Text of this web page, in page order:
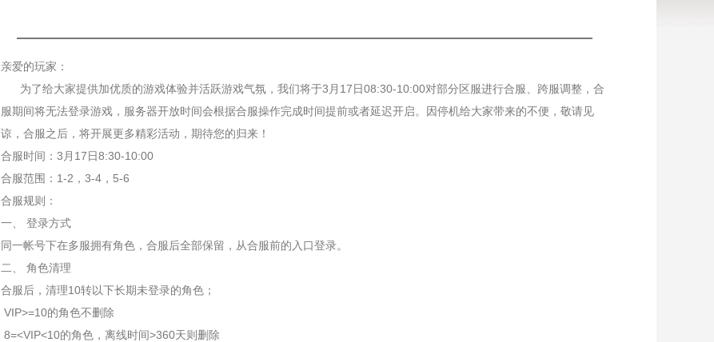
亲爱的玩家：
为了给大家提供加优质的游戏体验并活跃游戏气氛，我们将于3月17日08:30-10:00对部分区服进行合服、跨服调整，合
服期间将无法登录游戏，服务器开放时间会根据合服操作完成时间提前或者延迟开启。因停机给大家带来的不便，敬请见
谅，合服之后，将开展更多精彩活动，期待您的归来！
合服时间：3月17日8:30-10:00
合服范围：1-2，3-4，5-6
合服规则：
一、 登录方式
同一帐号下在多服拥有角色，合服后全部保留，从合服前的入口登录。
二、 角色清理
合服后，清理10转以下长期未登录的角色；
VIP>=10的角色不删除
8=<VIP<10的角色，离线时间>360天则删除